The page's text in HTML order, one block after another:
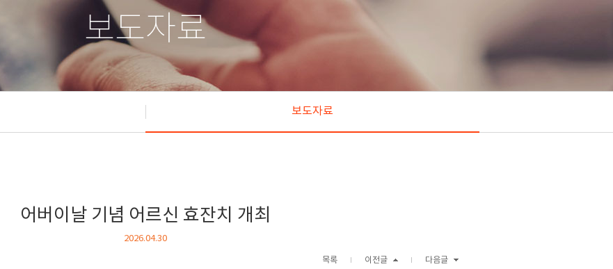
보도자료
보도자료
어버이날 기념 어르신 효잔치 개최
2026.04.30
목록 이전글 다음글